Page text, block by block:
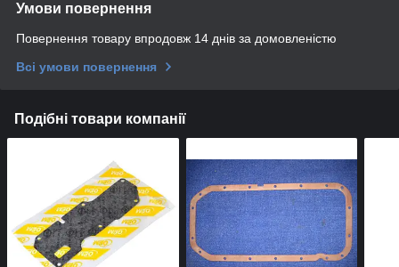
Умови повернення
Повернення товару впродовж 14 днів за домовленістю
Всі умови повернення
Подібні товари компанії